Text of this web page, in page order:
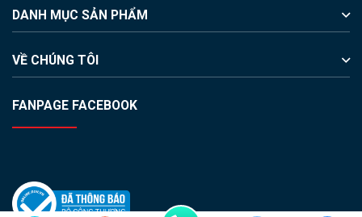
DANH MỤC SẢN PHẨM
VỀ CHÚNG TÔI
FANPAGE FACEBOOK